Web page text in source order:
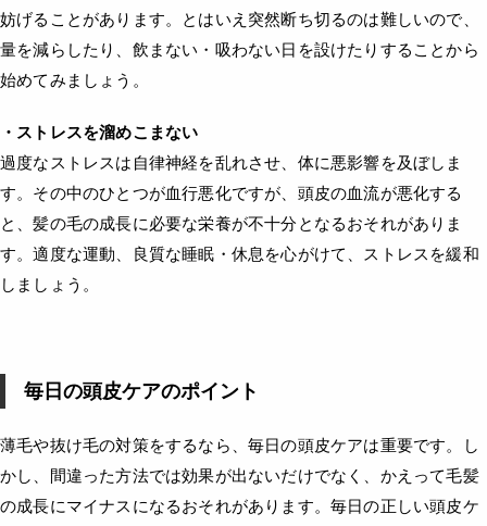
妨げることがあります。とはいえ突然断ち切るのは難しいので、
量を減らしたり、飲まない・吸わない日を設けたりすることから
始めてみましょう。
・ストレスを溜めこまない
過度なストレスは自律神経を乱れさせ、体に悪影響を及ぼしま
す。その中のひとつが血行悪化ですが、頭皮の血流が悪化する
と、髪の毛の成長に必要な栄養が不十分となるおそれがありま
す。適度な運動、良質な睡眠・休息を心がけて、ストレスを緩和
しましょう。
毎日の頭皮ケアのポイント
薄毛や抜け毛の対策をするなら、毎日の頭皮ケアは重要です。し
かし、間違った方法では効果が出ないだけでなく、かえって毛髪
の成長にマイナスになるおそれがあります。毎日の正しい頭皮ケ